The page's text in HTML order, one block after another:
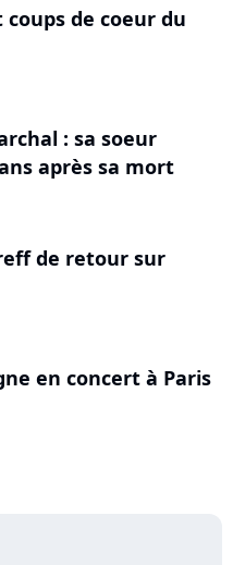
de coeur du
: sa soeur
après sa mort
de retour sur
en concert à Paris